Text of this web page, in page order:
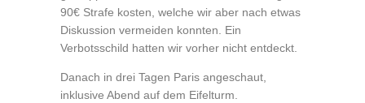
90€ Strafe kosten, welche wir aber nach etwas
Diskussion vermeiden konnten. Ein
Verbotsschild hatten wir vorher nicht entdeckt.
Danach in drei Tagen Paris angeschaut,
inklusive Abend auf dem Eifelturm.